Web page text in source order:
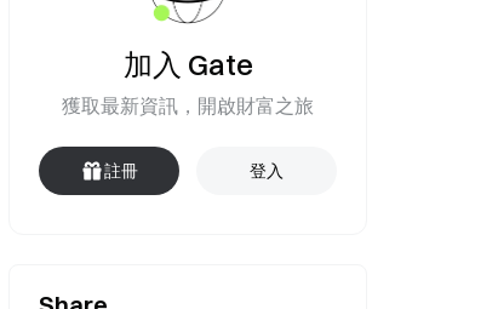
加入 Gate
獲取最新資訊，開啟財富之旅
註冊 登入